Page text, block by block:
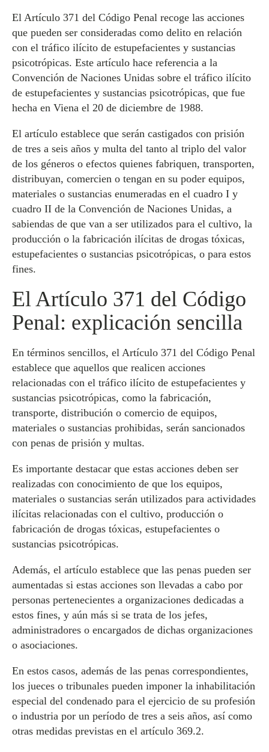
El Artículo 371 del Código Penal recoge las acciones
que pueden ser consideradas como delito en relación
con el tráfico ilícito de estupefacientes y sustancias
psicotrópicas. Este artículo hace referencia a la
Convención de Naciones Unidas sobre el tráfico ilícito
de estupefacientes y sustancias psicotrópicas, que fue
hecha en Viena el 20 de diciembre de 1988.
El artículo establece que serán castigados con prisión
de tres a seis años y multa del tanto al triplo del valor
de los géneros o efectos quienes fabriquen, transporten,
distribuyan, comercien o tengan en su poder equipos,
materiales o sustancias enumeradas en el cuadro I y
cuadro II de la Convención de Naciones Unidas, a
sabiendas de que van a ser utilizados para el cultivo, la
producción o la fabricación ilícitas de drogas tóxicas,
estupefacientes o sustancias psicotrópicas, o para estos
fines.
El Artículo 371 del Código
Penal: explicación sencilla
En términos sencillos, el Artículo 371 del Código Penal
establece que aquellos que realicen acciones
relacionadas con el tráfico ilícito de estupefacientes y
sustancias psicotrópicas, como la fabricación,
transporte, distribución o comercio de equipos,
materiales o sustancias prohibidas, serán sancionados
con penas de prisión y multas.
Es importante destacar que estas acciones deben ser
realizadas con conocimiento de que los equipos,
materiales o sustancias serán utilizados para actividades
ilícitas relacionadas con el cultivo, producción o
fabricación de drogas tóxicas, estupefacientes o
sustancias psicotrópicas.
Además, el artículo establece que las penas pueden ser
aumentadas si estas acciones son llevadas a cabo por
personas pertenecientes a organizaciones dedicadas a
estos fines, y aún más si se trata de los jefes,
administradores o encargados de dichas organizaciones
o asociaciones.
En estos casos, además de las penas correspondientes,
los jueces o tribunales pueden imponer la inhabilitación
especial del condenado para el ejercicio de su profesión
o industria por un período de tres a seis años, así como
otras medidas previstas en el artículo 369.2.